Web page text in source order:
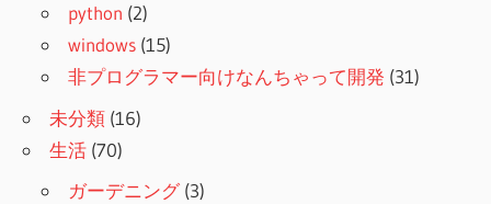
python (2)
windows (15)
非プログラマー向けなんちゃって開発 (31)
未分類 (16)
生活 (70)
ガーデニング(3)